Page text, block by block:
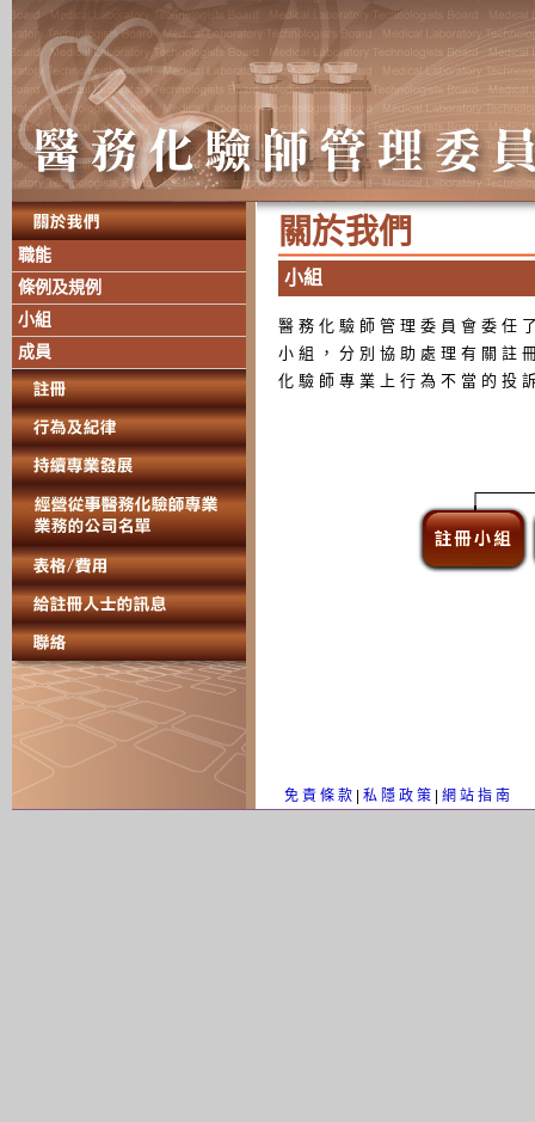
職能
條例及規例
小組
成員
關 於 我 們
小 組
醫 務 化 驗 師 管 理 委 員 會 委 任
小 組 ， 分 別 協 助 處 理 有 關 註
化 驗 師 專 業 上 行 為 不 當 的 投
免 責 條 款 私 隱 政 策 網 站 指 南